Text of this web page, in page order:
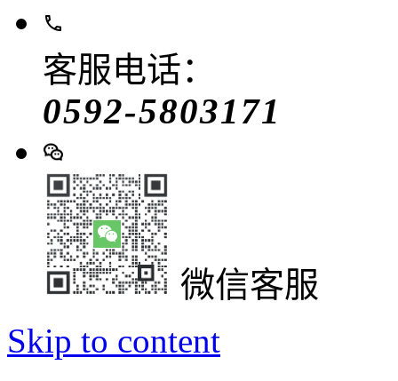
客服电话：
0592-5803171
微信客服
Skip to content